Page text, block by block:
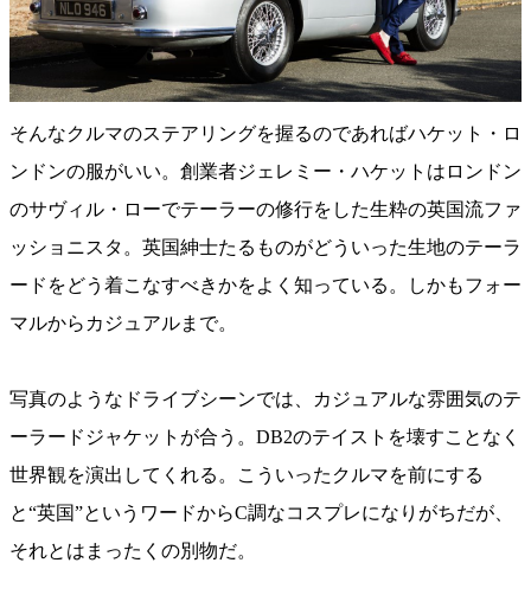
そんなクルマのステアリングを握るのであればハケット・ロ
ンドンの服がいい。創業者ジェレミー・ハケットはロンドン
のサヴィル・ローでテーラーの修行をした生粋の英国流ファ
ッショニスタ。英国紳士たるものがどういった生地のテーラ
ードをどう着こなすべきかをよく知っている。しかもフォー
マルからカジュアルまで。
写真のようなドライブシーンでは、カジュアルな雰囲気のテ
ーラードジャケットが合う。DB2のテイストを壊すことなく
世界観を演出してくれる。こういったクルマを前にする
と“英国”というワードからC調なコスプレになりがちだが、
それとはまったくの別物だ。